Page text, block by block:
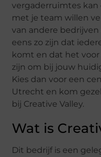
vergaderruimtes kan
met je team willen
van andere
eens zo zijn dat
komt en dat het
zijn om bij jouw
Kies dan voor een
Utrecht en kom
bij Creative Valley.
Wat is
Dit bedrijf is een